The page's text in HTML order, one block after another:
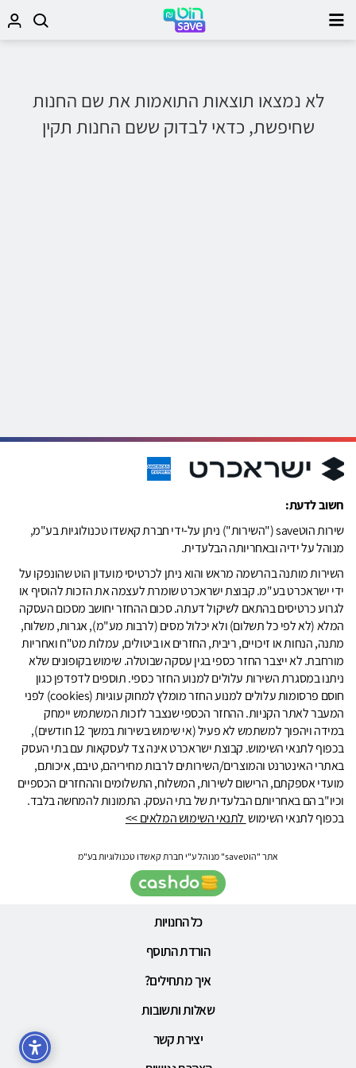
לא נמצאו תוצאות התואמות את שם החנות
שחיפשת, כדאי לבדוק ששם החנות תקין
חשוב לדעת:
שירות הוטsave ("השירות") ניתן על-ידי חברת קאשדו טכנולוגיות בע"מ,
מנוהל על ידיה ובאחריותה הבלעדית.
השירות מותנה בהרשמה מראש והוא ניתן לכרטיסי מועדון הוט שהונפקו על
ידי ישראכרט בע"מ. קבוצת ישראכרט שומרת לעצמה את הזכות להוסיף או
לגרוע כרטיסים בהתאם לשיקול דעתה. סכום ההחזר יחושב מסכום העסקה
המלא (לא לפי כל תשלום) ולא יכלול מסים (לרבות מע"מ), אגרות, משלוח,
מתנה, הנחות או זיכויים, ריבית, החזרים או ביטולים, עמלות מט"ח ואחריות
מורחבת. לא ייצבר החזר כספי בגין עסקה שבוטלה. שימוש בקופונים שלא
ניתנו במסגרת השירות עלולים למנוע החזר כספי. תוספים לדפדפן כגון
חוסם פרסומות עלולים למנוע החזר מומלץ למחוק עוגיות (cookies) לפני
המעבר לאתר הקניות. ההחזר הכספי שנצבר לזכות המשתמש יימחק
במידה ויהפוך למשתמש לא פעיל (אי שימוש בשירות במשך 12 חודשים),
בכפוף לתנאי השימוש. קבוצת ישראכרט אינה צד לעסקאות עם בתי העסק
באתרי האינטרנט והמוצרים/השירותים לרבות מחיריהם, טיבם, איכותם,
מועדי אספקתם, הרישום לשירות, המשלוח, התשלומים וההחזרים הכספיים
וכיו"ב הם באחריותם הבלעדית של בתי העסק. התמונות להמחשה בלבד.
בכפוף לתנאי השימוש לתנאי השימוש המלאים >>
אתר "הוטsave" מנוהל ע"י חברת קאשדו טכנולוגיות בע"מ
כל החנויות
הורדת התוסף
איך מתחילים?
שאלות ותשובות
יצירת קשר